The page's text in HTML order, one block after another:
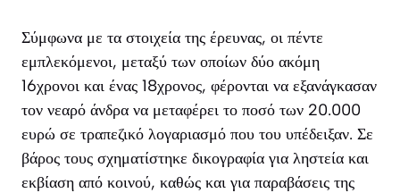
Σύμφωνα με τα στοιχεία της έρευνας, οι πέντε
εμπλεκόμενοι, μεταξύ των οποίων δύο ακόμη
16χρονοι και ένας 18χρονος, φέρονται να εξανάγκασαν
τον νεαρό άνδρα να μεταφέρει το ποσό των 20.000
ευρώ σε τραπεζικό λογαριασμό που του υπέδειξαν. Σε
βάρος τους σχηματίστηκε δικογραφία για ληστεία και
εκβίαση από κοινού, καθώς και για παραβάσεις της